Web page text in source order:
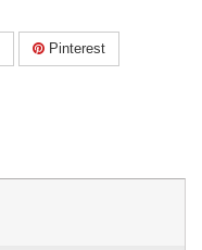
Pinterest